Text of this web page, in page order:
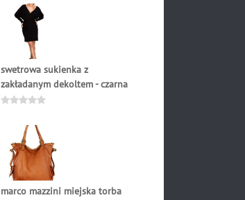
swetrowa sukienka z
zakładanym dekoltem - czarna
marco mazzini miejska torba